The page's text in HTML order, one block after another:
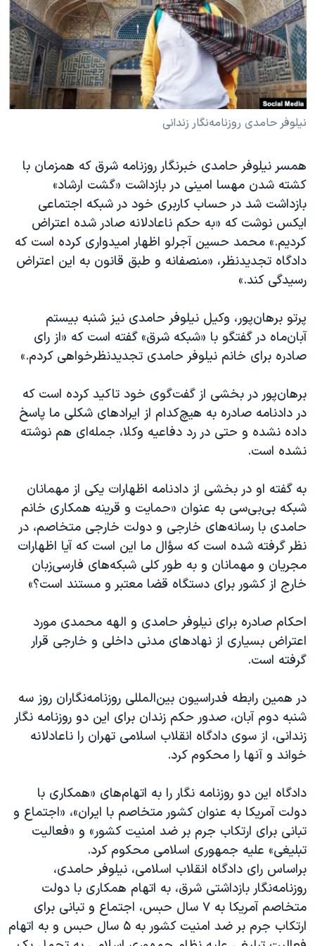
فرهنگ و زندگی
حقوق شهروندی
اقتصادی
علم و فناوری
اسرائیل در جنگ
آرشیو پخش زنده
مستندها
انتخابات ریاست جمهوری آمریکا ۲۰۲۴
حمله جمهوری اسلامی به اسرائیل
رمز مهسا
ورزش زنان در ایران
مجموعه مستندهای دادخواهی
تریبونال مردمی آبان ۹۸
دادگاه حمید نوری
چهل سال گروگان‌گیری
قانون شفافیت دارائی کادر رهبری ایران
اسرائیل در جنگ
نرگس محمدی برنده جایزه نوبل صلح
همایش محافظه‌کاران آمریکا «سی‌پک»
صفحه‌های ویژه
سفر پرزیدنت ترامپ به چین
دنبال کنید
زبانهای مختلف
نیلوفر حامدی روزنامه‌نگار زندانی
همسر نیلوفر حامدی خبرنگار روزنامه شرق که همزمان با
کشته شدن مهسا امینی در بازداشت «گشت ارشاد»
بازداشت شد در حساب کاربری خود در شبکه اجتماعی
ایکس نوشت که «به حکم ناعادلانه صادر شده اعتراض
کردیم.» محمد حسین آجرلو اظهار امیدواری کرده است که
دادگاه تجدیدنظر، «منصفانه و طبق قانون به این اعتراض
رسیدگی کند.»
پرتو برهان‌پور، وکیل نیلوفر حامدی نیز شنبه بیستم
آبان‌ماه در گفتگو با «شبکه شرق» گفته است که «از رای
صادره برای خانم نیلوفر حامدی تجدیدنظرخواهی کردم.»
برهان‌پور در بخشی از گفت‌گوی خود تاکید کرده است که
در دادنامه صادره به هیچ‌کدام از ایرادهای شکلی ما پاسخ
داده نشده و حتی در رد دفاعیه وکلا، جمله‌ای هم نوشته
نشده است.
به گفته او در بخشی از دادنامه اظهارات یکی از مهمانان
شبکه بی‌بی‌سی به عنوان «حمایت و قرینه همکاری خانم
حامدی با رسانه‌های خارجی و دولت خارجی متخاصم، در
نظر گرفته شده است که سؤال ما این است که آیا اظهارات
مجریان و مهمانان و به طور کلی شبکه‌های فارسی‌زبان
خارج از کشور برای دستگاه قضا معتبر و مستند است؟»
احکام صادره برای نیلوفر حامدی و الهه محمدی مورد
اعتراض بسیاری از نهادهای مدنی داخلی و خارجی قرار
گرفته است.
در همین رابطه فدراسیون بین‌المللی روزنامه‌نگاران روز سه
شنبه دوم آبان، صدور حکم زندان برای این دو روزنامه نگار
زندانی، از سوی دادگاه انقلاب اسلامی تهران را ناعادلانه
خواند و آنها را محکوم کرد.
دادگاه این دو روزنامه نگار را به اتهام‌های «همکاری با
دولت آمریکا به عنوان کشور متخاصم با ایران»، «اجتماع و
تبانی برای ارتکاب جرم بر ضد امنیت کشور» و «فعالیت
تبلیغی» علیه جمهوری اسلامی محکوم کرد.
براساس رای دادگاه انقلاب اسلامی، نیلوفر حامدی،
روزنامه‌نگار بازداشتی شرق، به اتهام همکاری با دولت
متخاصم آمریکا به ۷ سال حبس، اجتماع و تبانی برای
ارتکاب جرم بر ضد امنیت کشور به ۵ سال حبس و به اتهام